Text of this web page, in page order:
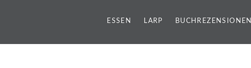
ESSEN LARP BUCHREZENSIONEN